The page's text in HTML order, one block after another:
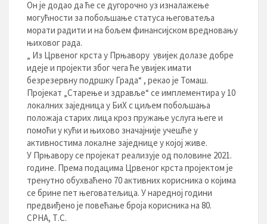
Он је додао да ће се дугорочно уз изналажење
могућности за побољшање статуса његоватеља
морати радити и на бољем финансијском вредновању
њиховог рада.
„ Из Црвеног крста у Прњавору увијек долазе добре
идеје и пројекти због чега ће увијек имати
безрезервну подршку Града“ , рекао је Томаш.
Пројекат „Старење и здравље“ се имплементира у 10
локалних заједница у БиХ с циљем побољшања
положаја старих лица кроз пружање услуга његе и
помоћи у кући и њихово значајније учешће у
активностима локалне заједнице у којој живе.
У Прњавору се пројекат реализује од половине 2021.
године. Према подацима Црвеног крста пројектом је
тренутно обухваћено 70 активних корисника о којима
се брине пет његоватељица. У наредној години
предвиђено је повећање броја корисника на 80.
СРНА, Т.С.